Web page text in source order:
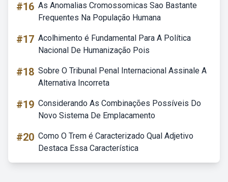
#16 As Anomalias Cromossomicas Sao Bastante
Frequentes Na População Humana
#17 Acolhimento é Fundamental Para A Política
Nacional De Humanização Pois
#18 Sobre O Tribunal Penal Internacional Assinale A
Alternativa Incorreta
#19 Considerando As Combinações Possíveis Do
Novo Sistema De Emplacamento
#20 Como O Trem é Caracterizado Qual Adjetivo
Destaca Essa Característica